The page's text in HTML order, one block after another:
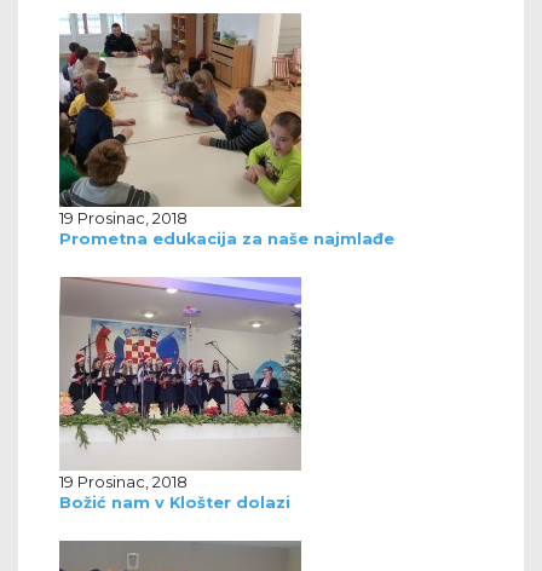
19 Prosinac, 2018
Prometna edukacija za naše najmlađe
19 Prosinac, 2018
Božić nam v Klošter dolazi